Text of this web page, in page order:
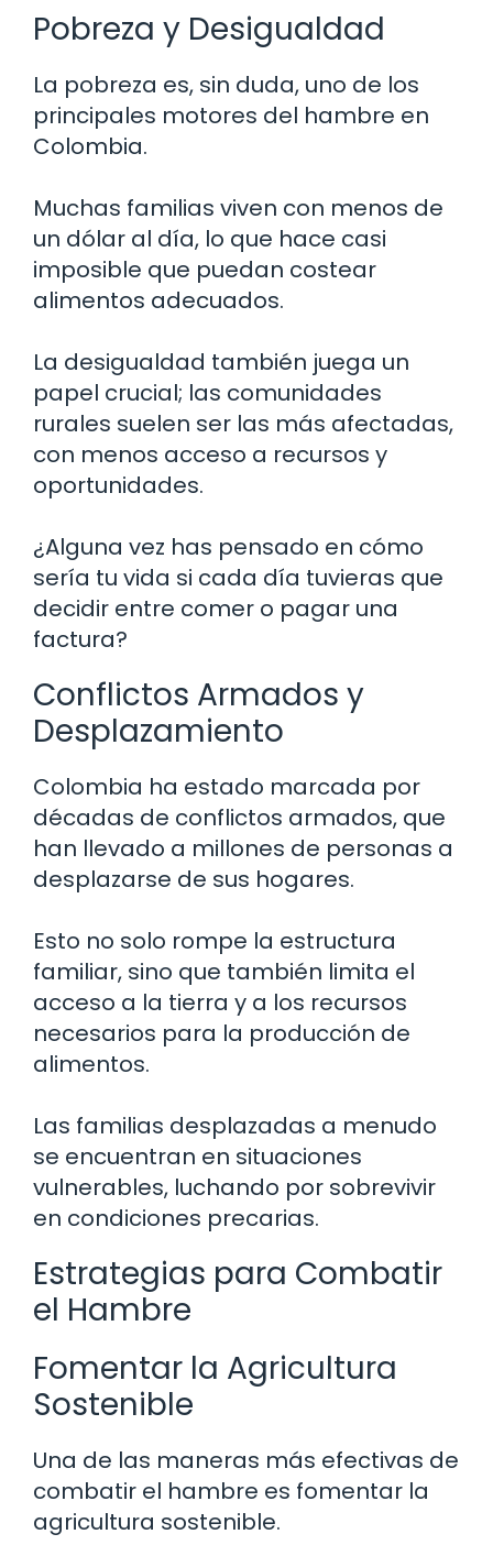
Pobreza y Desigualdad
La pobreza es, sin duda, uno de los
principales motores del hambre en
Colombia.
Muchas familias viven con menos de
un dólar al día, lo que hace casi
imposible que puedan costear
alimentos adecuados.
La desigualdad también juega un
papel crucial; las comunidades
rurales suelen ser las más afectadas,
con menos acceso a recursos y
oportunidades.
¿Alguna vez has pensado en cómo
sería tu vida si cada día tuvieras que
decidir entre comer o pagar una
factura?
Conflictos Armados y
Desplazamiento
Colombia ha estado marcada por
décadas de conflictos armados, que
han llevado a millones de personas a
desplazarse de sus hogares.
Esto no solo rompe la estructura
familiar, sino que también limita el
acceso a la tierra y a los recursos
necesarios para la producción de
alimentos.
Las familias desplazadas a menudo
se encuentran en situaciones
vulnerables, luchando por sobrevivir
en condiciones precarias.
Estrategias para Combatir
el Hambre
Fomentar la Agricultura
Sostenible
Una de las maneras más efectivas de
combatir el hambre es fomentar la
agricultura sostenible.